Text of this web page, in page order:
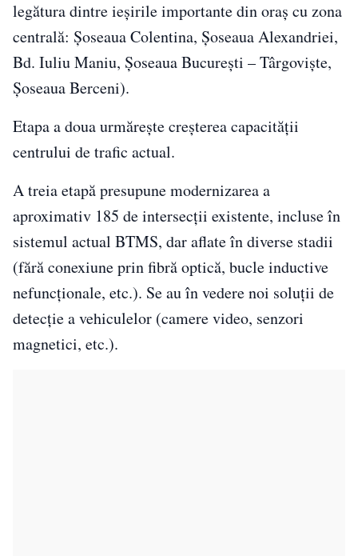
legătura dintre ieșirile importante din oraș cu zona
centrală: Şoseaua Colentina, Şoseaua Alexandriei,
Bd. Iuliu Maniu, Şoseaua Bucureşti – Târgovişte,
Șoseaua Berceni).
Etapa a doua urmărește creșterea capacității
centrului de trafic actual.
A treia etapă presupune modernizarea a
aproximativ 185 de intersecţii existente, incluse în
sistemul actual BTMS, dar aflate în diverse stadii
(fără conexiune prin fibră optică, bucle inductive
nefuncționale, etc.). Se au în vedere noi soluții de
detecție a vehiculelor (camere video, senzori
magnetici, etc.).